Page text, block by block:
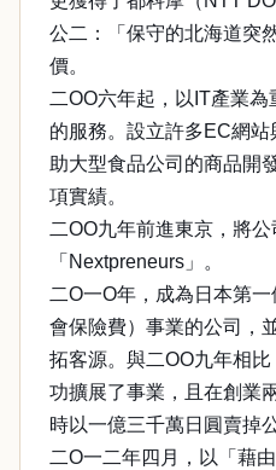
公二：「保守的北海道突
價。
二OO六年起，以IT產業
的服務。設立許多EC網
助大型食品公司的商品開
項實績。
二OO九年前進東京，將公
「Nextpreneurs」。
二O一O年，成為日本第
會保險費）事業的公司，
拓客源。與二OO九年相
功擴展了事業，且在創業
時以一億三千萬日圓賣掉
二O一二年四月，以「藉